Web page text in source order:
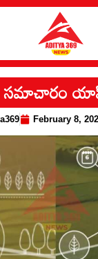
సమాచారం
February 8,